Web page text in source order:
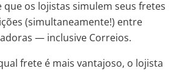
os lojistas simulem seus fretes
(simultaneamente!) entre
— inclusive Correios.
frete é mais vantajoso, o lojista